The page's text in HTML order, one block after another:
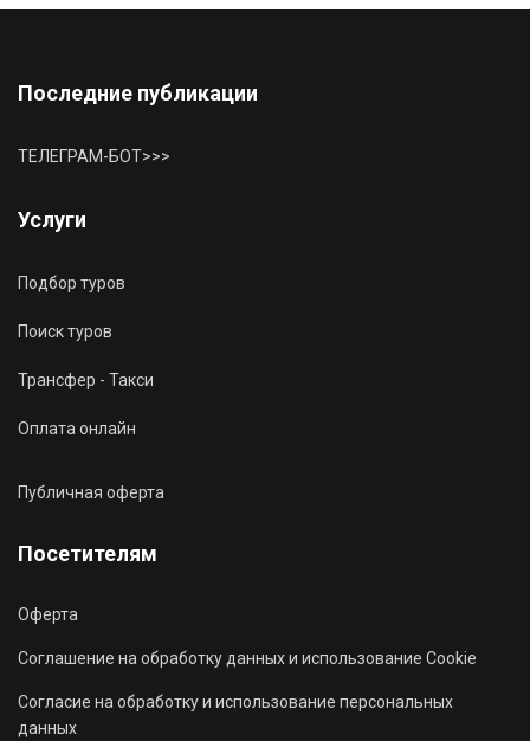
Последние публикации
ТЕЛЕГРАМ-БОТ>>>
Услуги
Подбор туров
Поиск туров
Трансфер - Такси
Оплата онлайн
Публичная оферта
Посетителям
Оферта
Соглашение на обработку данных и использование Cookie
Согласие на обработку и использование персональных
данных